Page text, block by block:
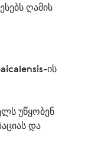
ღამის
ის
უწყობენ
და